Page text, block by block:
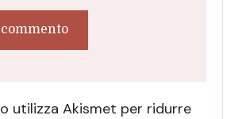
utilizza Akismet per ridurre